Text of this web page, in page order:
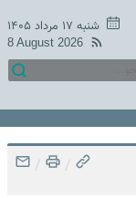
شنبه ۱۷ مرداد ۱۴۰۵
8 August 2026
/
/